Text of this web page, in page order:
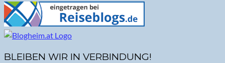
BLEIBEN WIR IN VERBINDUNG!